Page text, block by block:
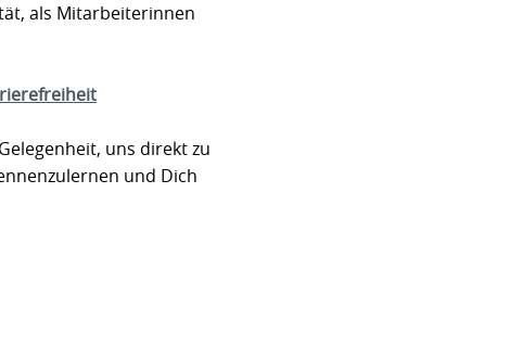
als Mitarbeiterinnen
uns direkt zu
und Dich